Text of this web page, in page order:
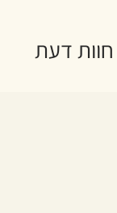
חוות דעת